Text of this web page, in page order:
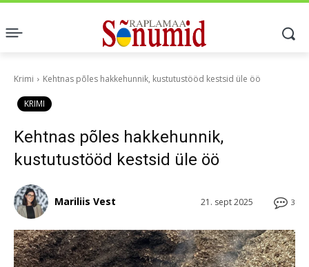
Krimi Kehtnas põles hakkehunnik, kustutustööd kestsid üle öö
KRIMI
Kehtnas põles hakkehunnik,
kustutustööd kestsid üle öö
3
21. sept 2025
Mariliis Vest